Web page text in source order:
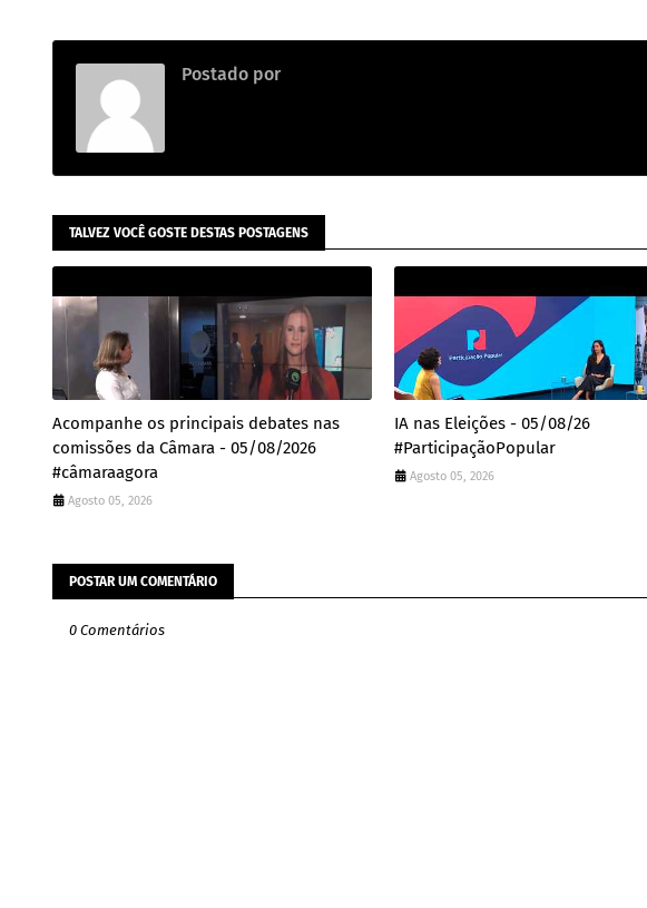
Postado por
TALVEZ VOCÊ GOSTE DESTAS POSTAGENS
Acompanhe os principais debates nas
comissões da Câmara - 05/08/2026
#câmaraagora
Agosto 05, 2026
IA nas Eleições - 05/08/26
#ParticipaçãoPopular
Agosto 05, 2026
POSTAR UM COMENTÁRIO
0 Comentários